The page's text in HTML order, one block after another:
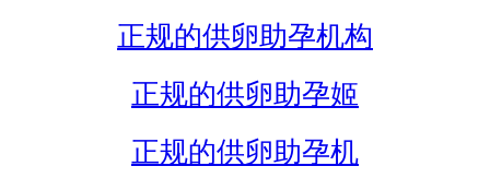
正规的供卵助孕机构
正规的供卵助孕姬
正规的供卵助孕机